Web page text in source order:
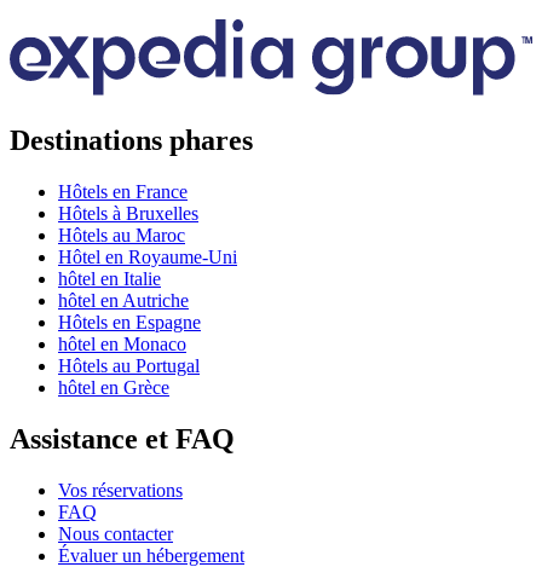
Destinations phares
Hôtels en France
Hôtels à Bruxelles
Hôtels au Maroc
Hôtel en Royaume-Uni
hôtel en Italie
hôtel en Autriche
Hôtels en Espagne
hôtel en Monaco
Hôtels au Portugal
hôtel en Grèce
Assistance et FAQ
Vos réservations
FAQ
Nous contacter
Évaluer un hébergement